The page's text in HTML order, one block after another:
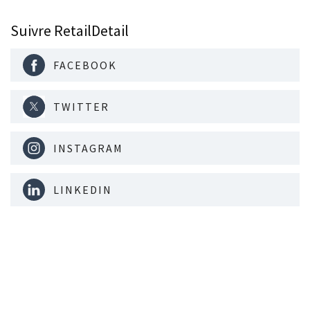
Suivre RetailDetail
FACEBOOK
TWITTER
INSTAGRAM
LINKEDIN